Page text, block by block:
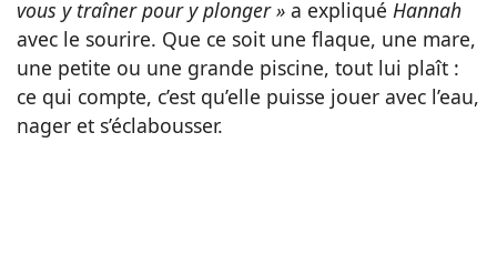
vous y traîner pour y plonger » a expliqué Hannah
avec le sourire. Que ce soit une flaque, une mare,
une petite ou une grande piscine, tout lui plaît :
ce qui compte, c’est qu’elle puisse jouer avec l’eau,
nager et s’éclabousser.